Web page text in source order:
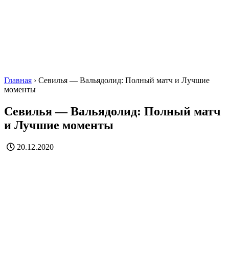
Главная › Севилья — Вальядолид: Полный матч и Лучшие
моменты
Севилья — Вальядолид: Полный матч
и Лучшие моменты
20.12.2020